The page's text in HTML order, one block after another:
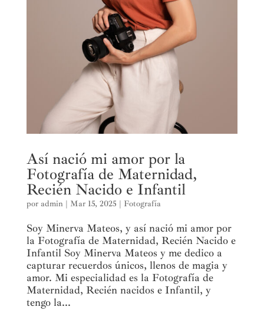
Así nació mi amor por la
Fotografía de Maternidad,
Recién Nacido e Infantil
por admin | Mar 15, 2025 | Fotografía
Soy Minerva Mateos, y así nació mi amor por
la Fotografía de Maternidad, Recién Nacido e
Infantil Soy Minerva Mateos y me dedico a
capturar recuerdos únicos, llenos de magia y
amor. Mi especialidad es la Fotografía de
Maternidad, Recién nacidos e Infantil, y
tengo la...